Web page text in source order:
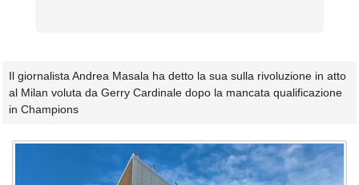
Il giornalista Andrea Masala ha detto la sua sulla rivoluzione in atto
al Milan voluta da Gerry Cardinale dopo la mancata qualificazione
in Champions